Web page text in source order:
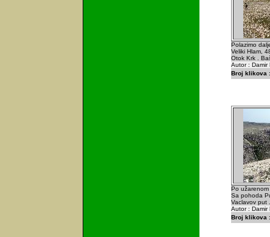
Polazimo
Veliki Hlam,
Otok Krk .
Autor : Damir
Broj klikova :
Po užarenom
Sa pohoda
Vaclavov put
Autor : Damir
Broj klikova :